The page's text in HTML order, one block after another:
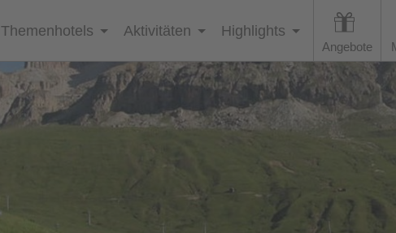
Themenhotels Aktivitäten Highlights
Angebote